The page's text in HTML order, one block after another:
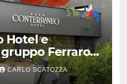
Hotel e
Ferraro
e il gusto
CARLO SCATOZZA